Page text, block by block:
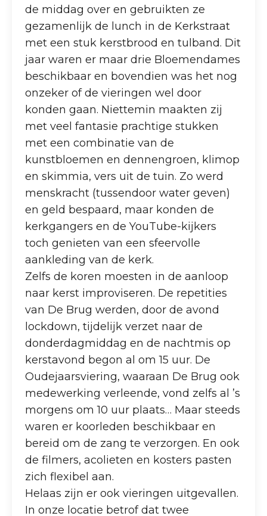
de middag over en gebruikten ze
gezamenlijk de lunch in de Kerkstraat
met een stuk kerstbrood en tulband. Dit
jaar waren er maar drie Bloemendames
beschikbaar en bovendien was het nog
onzeker of de vieringen wel door
konden gaan. Niettemin maakten zij
met veel fantasie prachtige stukken
met een combinatie van de
kunstbloemen en dennengroen, klimop
en skimmia, vers uit de tuin. Zo werd
menskracht (tussendoor water geven)
en geld bespaard, maar konden de
kerkgangers en de YouTube-kijkers
toch genieten van een sfeervolle
aankleding van de kerk.
Zelfs de koren moesten in de aanloop
naar kerst improviseren. De repetities
van De Brug werden, door de avond
lockdown, tijdelijk verzet naar de
donderdagmiddag en de nachtmis op
kerstavond begon al om 15 uur. De
Oudejaarsviering, waaraan De Brug ook
medewerking verleende, vond zelfs al ’s
morgens om 10 uur plaats… Maar steeds
waren er koorleden beschikbaar en
bereid om de zang te verzorgen. En ook
de filmers, acolieten en kosters pasten
zich flexibel aan.
Helaas zijn er ook vieringen uitgevallen.
In onze locatie betrof dat twee